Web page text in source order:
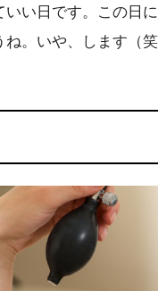
いい日です。この日
。いや、します（笑